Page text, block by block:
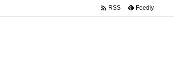
 RSS Feedly